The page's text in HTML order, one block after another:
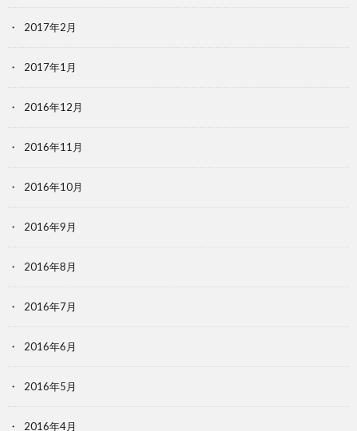
2017年2月
2017年1月
2016年12月
2016年11月
2016年10月
2016年9月
2016年8月
2016年7月
2016年6月
2016年5月
2016年4月